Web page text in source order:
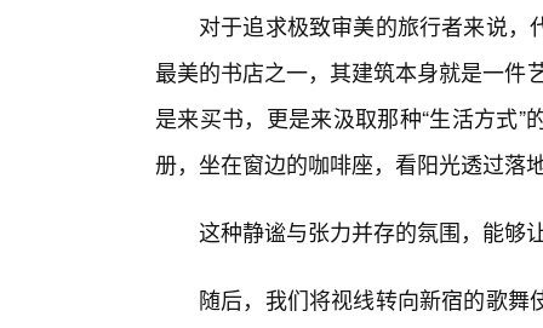
对于追求极致审美的旅行者来说
最美的书店之一，其建筑本身就是一件
是来买书，更是来汲取那种“生活方式
册，坐在窗边的咖啡座，看阳光透过落
这种静谧与张力并存的氛围，能够
随后，我们将视线转向新宿的歌